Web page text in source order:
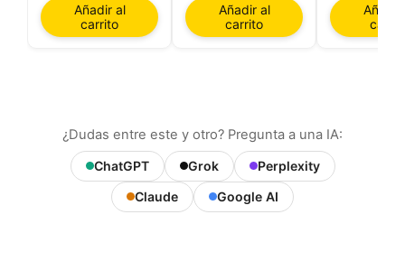
Añadir al
carrito
Añadir al
carrito
Añadir
¿Dudas entre este y otro? Pregunta a una IA:
ChatGPT Grok
Perplexity
Claude
Google AI